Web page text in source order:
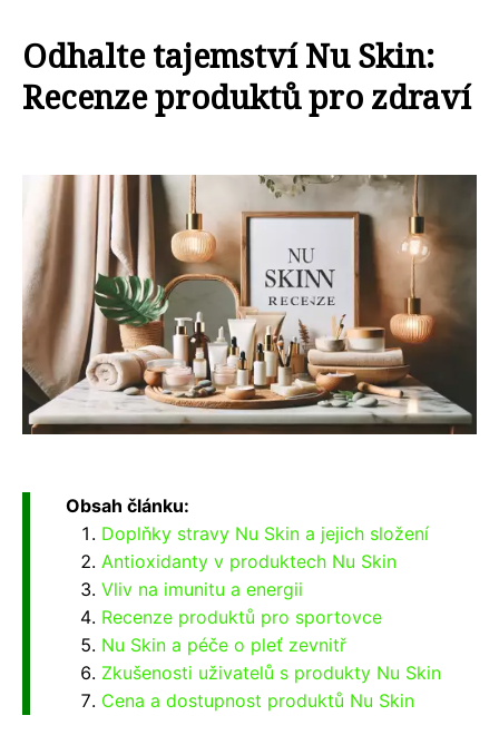
Odhalte tajemství Nu Skin:
Recenze produktů pro zdraví
Obsah článku:
Doplňky stravy Nu Skin a jejich složení
Antioxidanty v produktech Nu Skin
Vliv na imunitu a energii
Recenze produktů pro sportovce
Nu Skin a péče o pleť zevnitř
Zkušenosti uživatelů s produkty Nu Skin
Cena a dostupnost produktů Nu Skin